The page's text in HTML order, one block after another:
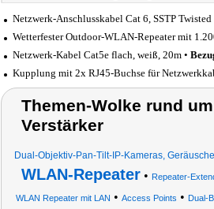
Netzwerk-Anschlusskabel Cat 6, SSTP Twisted
Wetterfester Outdoor-WLAN-Repeater mit
Netzwerk-Kabel Cat5e flach, weiß, 20m •
Kupplung mit 2x RJ45-Buchse für
Themen-Wolke rund
Verstärker
Dual-Objektiv-Pan-Tilt-IP-Kameras,
WLAN-Repeater • Repeater-
WLAN Repeater mit LAN • Access Points • Dual-